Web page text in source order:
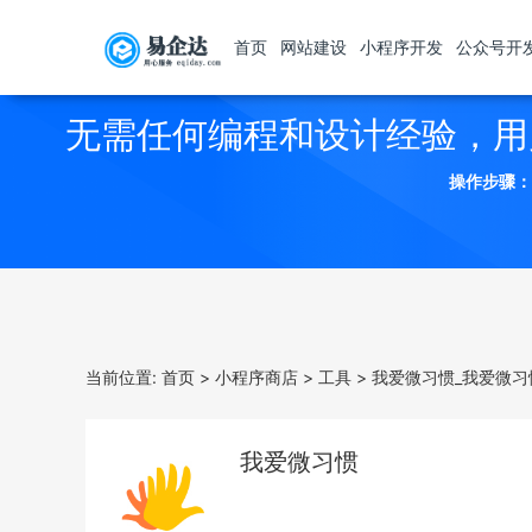
首页 网站建设 小程序开发 公众号开
无需任何编程和设计经验，
操作步骤：
当前位置: 首页 > 小程序商店 > 工具 > 我爱微习惯_我爱微
我爱微习惯